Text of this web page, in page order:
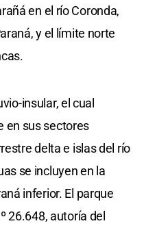
en el río Coronda,
y el límite norte
insular, el cual
en sus sectores
delta e islas del río
se incluyen en la
inferior. El parque
26.648, autoría del